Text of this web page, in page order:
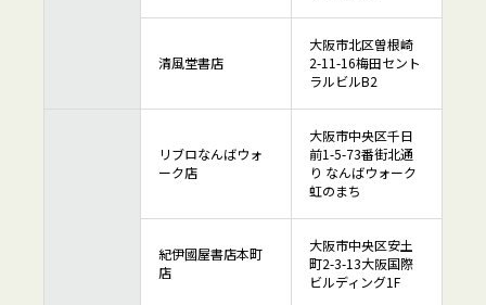
清風堂書店
大阪市北区曽根崎
2-11-16梅田セント
ラルビルB2
リブロなんばウォ
ーク店
大阪市中央区千日
前1-5-73番街北通
り なんばウォーク
虹のまち
紀伊國屋書店本町
店
大阪市中央区安土
町2-3-13大阪国際
ビルディング1F